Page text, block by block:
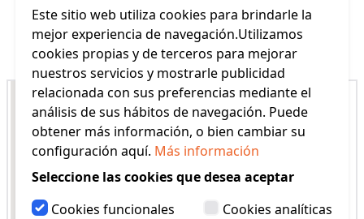
Productos Relacionados
Este sitio web utiliza cookies para brindarle la
mejor experiencia de navegación.Utilizamos
cookies propias y de terceros para mejorar
nuestros servicios y mostrarle publicidad
relacionada con sus preferencias mediante el
análisis de sus hábitos de navegación. Puede
obtener más información, o bien cambiar su
configuración aquí. Más información
Seleccione las cookies que desea aceptar
Cookies funcionales
Cookies analíticas